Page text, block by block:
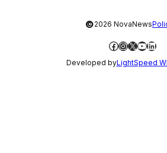
©2026 NovaNews
Facebook
Instagram
X
Developed byLightSpeed